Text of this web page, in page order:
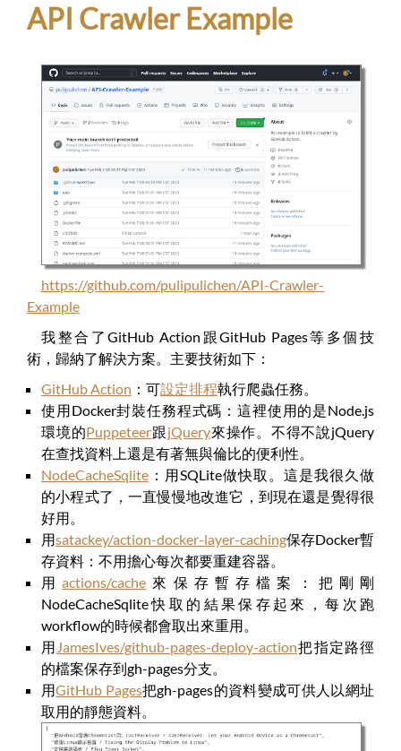
API Crawler Example
https://github.com/pulipulichen/API-Crawler-
Example
我整合了GitHub Action跟GitHub Pages等多個技
術，歸納了解決方案。主要技術如下：
GitHub Action ：可設定排程執行爬蟲任務。
使用Docker封裝任務程式碼：這裡使用的是Node.js
環境的Puppeteer跟jQuery來操作。不得不說jQuery
在查找資料上還是有著無與倫比的便利性。
NodeCacheSqlite ：用SQLite做快取。這是我很久做
的小程式了，一直慢慢地改進它，到現在還是覺得很
好用。
用satackey/action-docker-layer-caching保存Docker暫
存資料：不用擔心每次都要重建容器。
用actions/cache 來保存暫存檔案：把剛剛
NodeCacheSqlite快取的結果保存起來，每次跑
workflow的時候都會取出來重用。
用 JamesIves/github-pages-deploy-action把指定路徑
的檔案保存到gh-pages分支。
用GitHub Pages把gh-pages的資料變成可供人以網址
取用的靜態資料。